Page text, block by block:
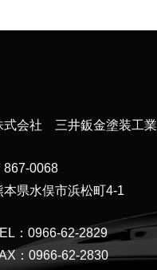
式会社 三井鈑金塗装工業
867-0068
本県水俣市浜松町4-1
：0966-62-2829
：0966-62-2830